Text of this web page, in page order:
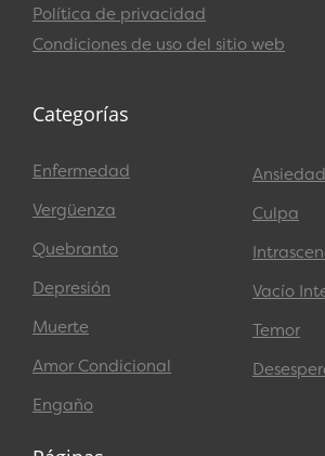
Política de privacidad
Condiciones de uso del sitio web
Categorías
Enfermedad
Vergüenza
Quebranto
Depresión
Muerte
Amor Condicional
Engaño
Ansiedad
Culpa
Vacío
Temor